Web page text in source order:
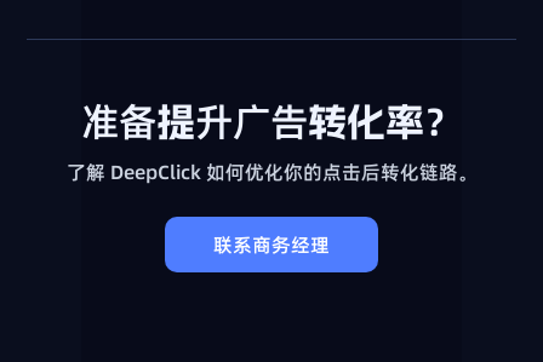
准备提升广告转化率？
了解 DeepClick 如何优化你的点击后转化链路。
联系商务经理